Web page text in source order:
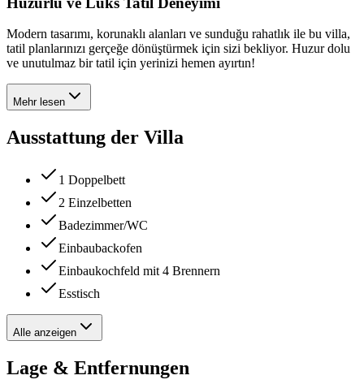
Modern tasarımı, korunaklı alanları ve sunduğu rahatlık ile bu villa,
tatil planlarınızı gerçeğe dönüştürmek için sizi bekliyor. Huzur dolu
ve unutulmaz bir tatil için yerinizi hemen ayırtın!
Mehr lesen
Ausstattung der Villa
1 Doppelbett
2 Einzelbetten
Badezimmer/WC
Einbaubackofen
Einbaukochfeld mit 4 Brennern
Esstisch
Alle anzeigen
Lage & Entfernungen